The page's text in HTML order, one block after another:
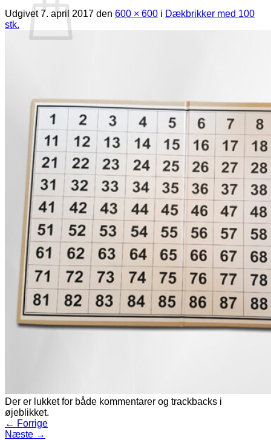
Udgivet7. april 2017 den 600 × 600 i Dækbrikker med 100
stk.
Der er lukket for både kommentarer og trackbacks i
øjeblikket.
← Forrige
Næste →